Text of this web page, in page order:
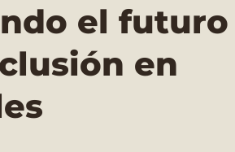
el futuro
en